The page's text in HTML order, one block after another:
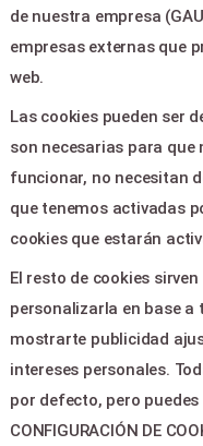
Contacto
Ayuda
Aviso legal
Política
Contactar
CONTACTO
C/
de nuestra empresa
empresas externas que
web.
Las cookies pueden ser
son necesarias para que
funcionar, no necesitan
que tenemos activadas
cookies que estarán
El resto de cookies
personalizarla en base
mostrarte publicidad
intereses personales.
por defecto, pero
CONFIGURACIÓN DE